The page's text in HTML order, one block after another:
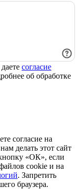
согласие
об обработке
согласие на
делать этот сайт
«ОК», если
cookie и на
. Запретить
браузера.